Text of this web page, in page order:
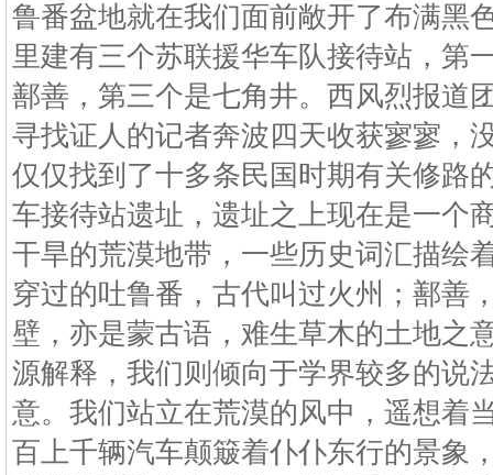
鲁番盆地就在我们面前敞开了布满黑
里建有三个苏联援华车队接待站，第
鄯善，第三个是七角井。西风烈报道
寻找证人的记者奔波四天收获寥寥，
仅仅找到了十多条民国时期有关修路
车接待站遗址，遗址之上现在是一个
干旱的荒漠地带，一些历史词汇描绘
穿过的吐鲁番，古代叫过火州；鄯善
壁，亦是蒙古语，难生草木的土地之
源解释，我们则倾向于学界较多的说
意。我们站立在荒漠的风中，遥想着
百上千辆汽车颠簸着仆仆东行的景象